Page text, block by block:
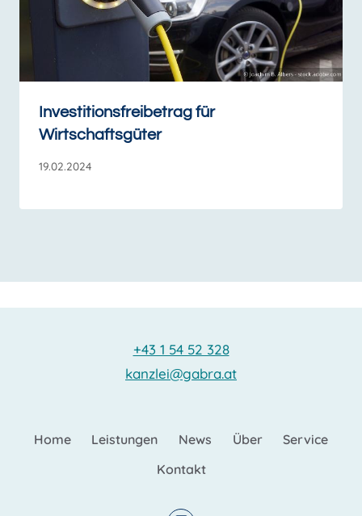
Investitionsfreibetrag für
Wirtschaftsgüter
19.02.2024
+43 1 54 52 328
kanzlei@gabra.at
Home Leistungen News Über
Service
Kontakt